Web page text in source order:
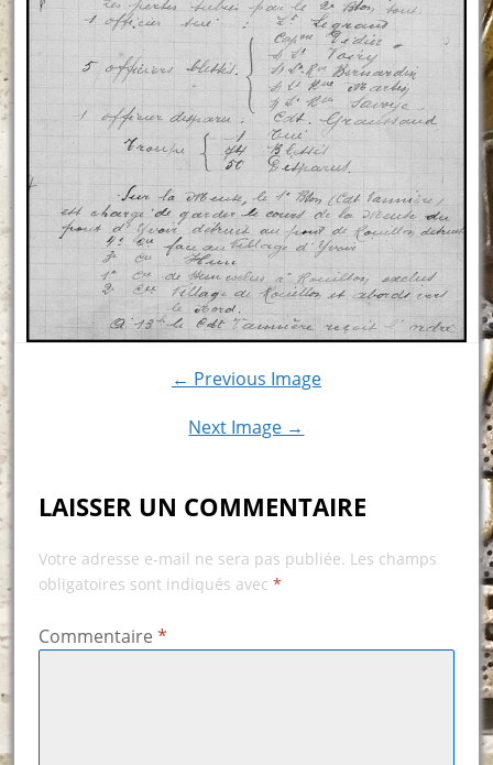
← Previous Image
Next Image →
LAISSER UN COMMENTAIRE
Votre adresse e-mail ne sera pas publiée. Les champs
obligatoires sont indiqués avec *
Commentaire *